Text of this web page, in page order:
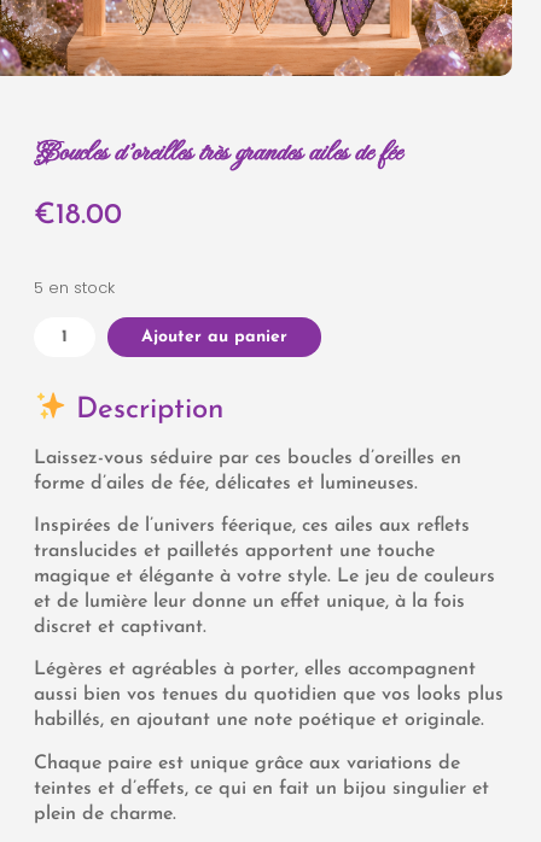
Boucles d'oreilles très grandes ailes de fée
€18.00
5 en stock
Ajouter au panier
Description
Laissez-vous séduire par ces boucles d’oreilles en
forme d’ailes de fée, délicates et lumineuses.
Inspirées de l’univers féerique, ces ailes aux reflets
translucides et pailletés apportent une touche
magique et élégante à votre style. Le jeu de couleurs
et de lumière leur donne un effet unique, à la fois
discret et captivant.
Légères et agréables à porter, elles accompagnent
aussi bien vos tenues du quotidien que vos looks plus
habillés, en ajoutant une note poétique et originale.
Chaque paire est unique grâce aux variations de
teintes et d’effets, ce qui en fait un bijou singulier et
plein de charme.